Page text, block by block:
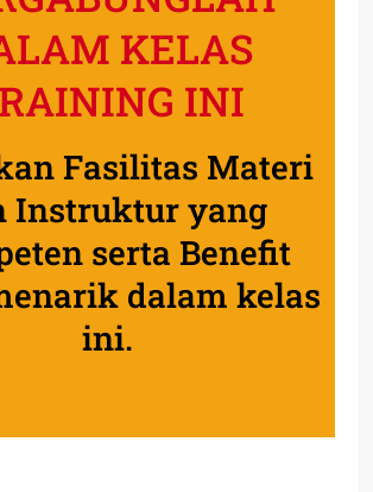
KELAS
INI
Fasilitas Materi
Instruktur yang
serta Benefit
dalam kelas
ini.